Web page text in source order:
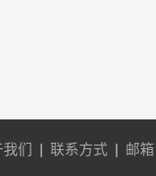
们 联系方式 邮箱